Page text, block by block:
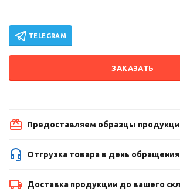
TELEGRAM
ЗАКАЗАТЬ
Предоставляем образцы
Отгрузка товара в день обращения
Доставка продукции до вашего